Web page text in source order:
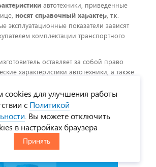
автотехники, приведенные
носят справочный характер, т.к.
эксплуатационные показатели зависят
комплектации транспортного
оставляет за собой право
характеристики автотехники, а также
указанные мероприятия направлены
конструкции,
автотехники и не изменяют ее
cookies для улучшения работы
с Политикой
. Вы можете отключить
в настройках браузера
Принять